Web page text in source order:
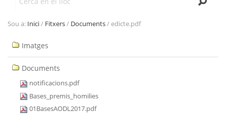
SEU ELECTRÒNICA
TRANSPARÈNCIA
Sou a: Inici/ Fitxers/ Documents/ edicte.pdf
Navegació
Imatges
Documents
notificacions.pdf
Bases_premis_homilies
01BasesAODL2017.pdf